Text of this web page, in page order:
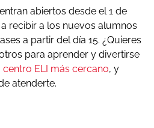
abiertos desde el 1 de
recibir a los nuevos alumnos
a partir del día 15. ¿Quieres
para aprender y divertirse
centro ELI más cercano, y
atenderte.